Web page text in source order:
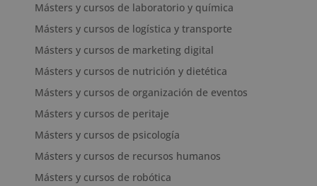
Másters y cursos de laboratorio y química
Másters y cursos de logística y transporte
Másters y cursos de marketing digital
Másters y cursos de nutrición y dietética
Másters y cursos de organización de eventos
Másters y cursos de peritaje
Másters y cursos de psicología
Másters y cursos de recursos humanos
Másters y cursos de robótica